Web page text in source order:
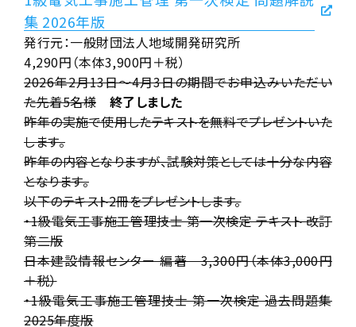
集 2026年版
発行元：一般財団法人地域開発研究所
4,290円（本体3,900円＋税）
2026年2月13日～4月3日の期間でお申込みいただい
た先着5名様
終了しました
昨年の実施で使用したテキストを無料でプレゼントいた
します。
昨年の内容となりますが、試験対策としては十分な内容
となります。
以下のテキスト2冊をプレゼントします。
・1級電気工事施工管理技士 第一次検定 テキスト 改訂
第二版
日本建設情報センター 編著 3,300円（本体3,000円
＋税）
・1級電気工事施工管理技士 第一次検定 過去問題集
2025年度版